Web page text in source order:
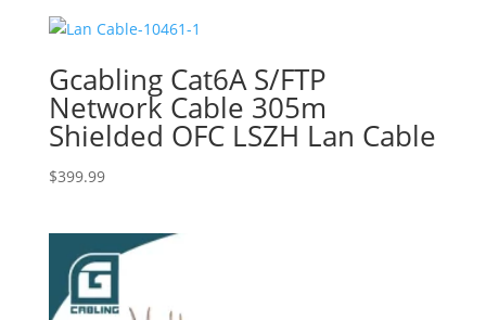
Gcabling Cat6A S/FTP
Network Cable 305m
Shielded OFC LSZH Lan Cable
$399.99